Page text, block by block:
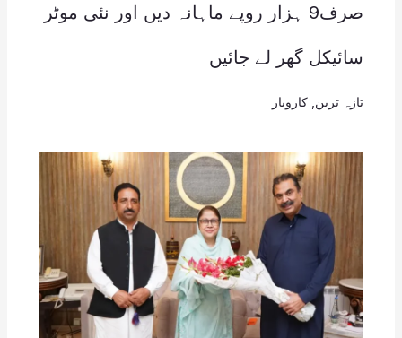
صرف9 ہزار روپے ماہانہ دیں اور نئی موٹر
سائیکل گھر لے جائیں
تازہ ترین کاروبار